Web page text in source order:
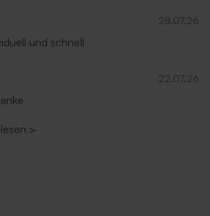
28.07.26
und schnell
22.07.26
>